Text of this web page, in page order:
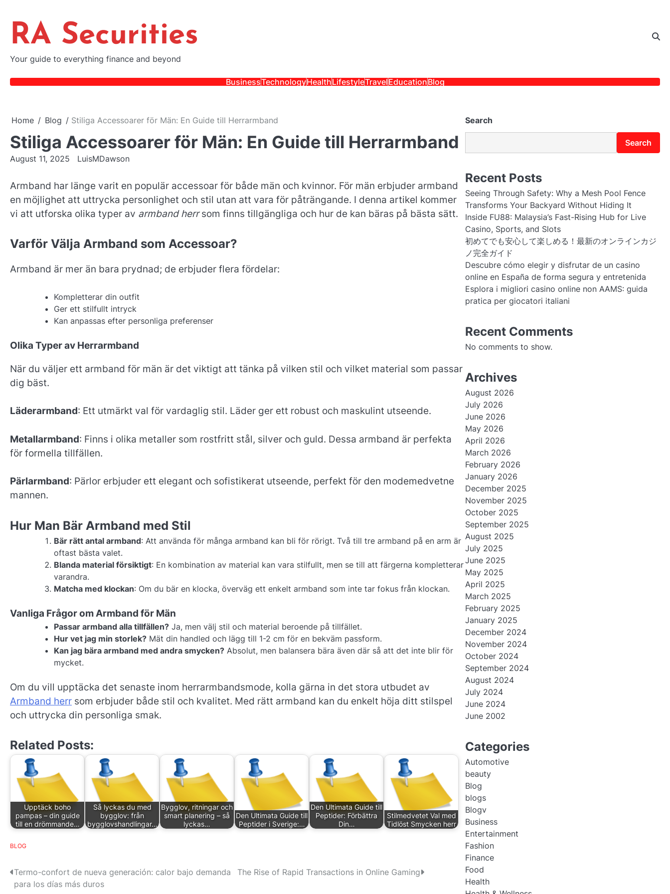
content
RA Securities
Your guide to everything finance and beyond
BusinessTechnologyHealthLifestyleTravelEducationBlog
Home Blog Stiliga Accessoarer för Män: En Guide till Herrarmband
Stiliga Accessoarer för Män: En Guide till Herrarmband
August 11, 2025 LuisMDawson
Armband har länge varit en populär accessoar för både män och kvinnor. För män erbjuder armband
en möjlighet att uttrycka personlighet och stil utan att vara för påträngande. I denna artikel kommer
vi att utforska olika typer av armband herrsom finns tillgängliga och hur de kan bäras på bästa sätt.
Varför Välja Armband som Accessoar?
Armband är mer än bara prydnad; de erbjuder flera fördelar:
Kompletterar din outfit
Ger ett stilfullt intryck
Kan anpassas efter personliga preferenser
Olika Typer av Herrarmband
När du väljer ett armband för män är det viktigt att tänka på vilken stil och vilket material som passar
dig bäst.
Läderarmband: Ett utmärkt val för vardaglig stil. Läder ger ett robust och maskulint utseende.
Metallarmband: Finns i olika metaller som rostfritt stål, silver och guld. Dessa armband är perfekta
för formella tillfällen.
Pärlarmband: Pärlor erbjuder ett elegant och sofistikerat utseende, perfekt för den modemedvetne
mannen.
Hur Man Bär Armband med Stil
Bär rätt antal armband: Att använda för många armband kan bli för rörigt. Två till tre armband på en arm är
oftast bästa valet.
Blanda material försiktigt: En kombination av material kan vara stilfullt, men se till att färgerna kompletterar
varandra.
Matcha med klockan: Om du bär en klocka, överväg ett enkelt armband som inte tar fokus från klockan.
Vanliga Frågor om Armband för Män
Passar armband alla tillfällen? Ja, men välj stil och material beroende på tillfället.
Hur vet jag min storlek? Mät din handled och lägg till 1-2 cm för en bekväm passform.
Kan jag bära armband med andra smycken? Absolut, men balansera bära även där så att det inte blir för
mycket.
Om du vill upptäcka det senaste inom herrarmbandsmode, kolla gärna in det stora utbudet av
Armband herr som erbjuder både stil och kvalitet. Med rätt armband kan du enkelt höja ditt stilspel
och uttrycka din personliga smak.
Related Posts:
Upptäck boho
pampas – din guide
till en drömmande…
Så lyckas du med
bygglov: från
bygglovshandlingar…
Bygglov, ritningar och
smart planering – så
lyckas…
Den Ultimata Guide till
Peptider i Sverige:…
Den Ultimata Guide till
Peptider: Förbättra
Din…
Stilmedvetet Val med
Tidlöst Smycken herr
BLOG
PTermo-confort de nueva generación: calor bajo demanda
para los días más duros
The Rise of Rapid Transactions in Online Gaming
Search
Search
Recent Posts
Seeing Through Safety: Why a Mesh Pool Fence
Transforms Your Backyard Without Hiding It
Inside FU88: Malaysia’s Fast-Rising Hub for Live
Casino, Sports, and Slots
初めてでも安心して楽しめる！最新のオンラインカジ
ノ完全ガイド
Descubre cómo elegir y disfrutar de un casino
online en España de forma segura y entretenida
Esplora i migliori casino online non AAMS: guida
pratica per giocatori italiani
Recent Comments
No comments to show.
Archives
August 2026
July 2026
June 2026
May 2026
April 2026
March 2026
February 2026
January 2026
December 2025
November 2025
October 2025
September 2025
August 2025
July 2025
June 2025
May 2025
April 2025
March 2025
February 2025
January 2025
December 2024
November 2024
October 2024
September 2024
August 2024
July 2024
June 2024
June 2002
Categories
Automotive
beauty
Blog
blogs
Blogv
Business
Entertainment
Fashion
Finance
Food
Health